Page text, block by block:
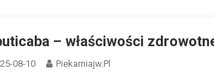
– właściwości
08-10 Piekarniajw.pl